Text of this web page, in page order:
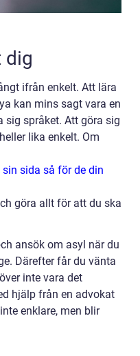
dig
ifrån enkelt. Att lära
kan mins sagt vara en
språket. Att göra sig
lika enkelt. Om
sida så för de din
göra allt för att du ska
ansök om asyl när du
Därefter får du vänta
inte vara det
hjälp från en advokat
enklare, men blir